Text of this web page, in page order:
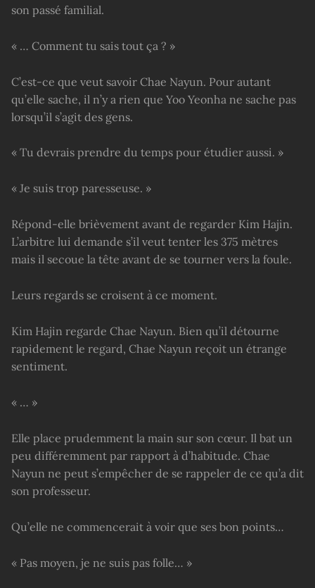
son passé familial.
« … Comment tu sais tout ça ? »
C’est-ce que veut savoir Chae Nayun. Pour autant
qu’elle sache, il n’y a rien que Yoo Yeonha ne sache pas
lorsqu’il s’agit des gens.
« Tu devrais prendre du temps pour étudier aussi. »
« Je suis trop paresseuse. »
Répond-elle brièvement avant de regarder Kim Hajin.
L’arbitre lui demande s’il veut tenter les 375 mètres
mais il secoue la tête avant de se tourner vers la foule.
Leurs regards se croisent à ce moment.
Kim Hajin regarde Chae Nayun. Bien qu’il détourne
rapidement le regard, Chae Nayun reçoit un étrange
sentiment.
« … »
Elle place prudemment la main sur son cœur. Il bat un
peu différemment par rapport à d’habitude. Chae
Nayun ne peut s’empêcher de se rappeler de ce qu’a dit
son professeur.
Qu’elle ne commencerait à voir que ses bon points…
« Pas moyen, je ne suis pas folle… »